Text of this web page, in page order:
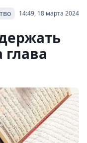
14:49, 18 марта 2024
глава